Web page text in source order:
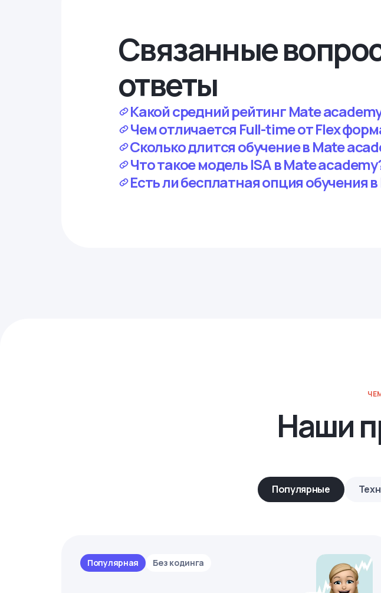
Связанные
ответы
Какой средний рейтинг Mate
Чем отличается Full-time от Flex
Сколько длится обучение в Mate
Что такое модель ISA в Mate
Есть ли бесплатная опция обучения
Наши
Популярные
Популярная Без кодинга